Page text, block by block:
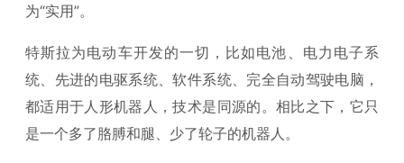
为“实用”。
特斯拉为电动车开发的一切，比如电池、电力电子系
统、先进的电驱系统、软件系统、完全自动驾驶电脑，
都适用于人形机器人，技术是同源的。相比之下，它只
是一个多了胳膊和腿、少了轮子的机器人。